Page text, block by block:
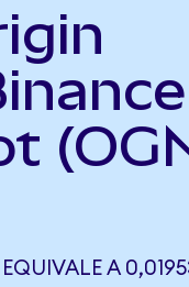
A